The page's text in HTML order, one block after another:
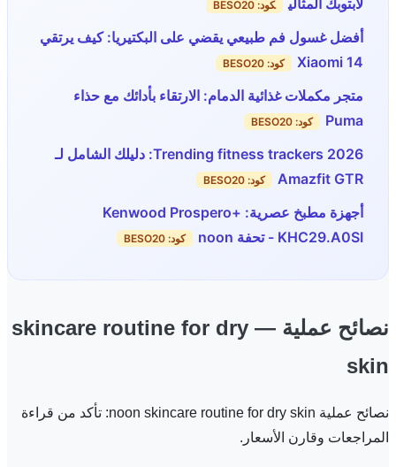
كود: BESO20
أفضل غسول فم طبيعي يقضي على البكتيريا: كيف يرتقي
Xiaomi 14
كود: BESO20
متجر مكملات غذائية الدمام: الارتقاء بأدائك مع حذاء
Puma
كود: BESO20
Trending fitness trackers 2026: دليلك الشامل لـ
Amazfit GTR
كود: BESO20
أجهزة مطبخ عصرية: Kenwood Prospero+
KHC29.A0SI - تحفة noon
كود: BESO20
نصائح عملية — skincare routine for dry
skin
نصائح عملية noon skincare routine for dry skin: تأكد من قراءة
المراجعات وقارن الأسعار.